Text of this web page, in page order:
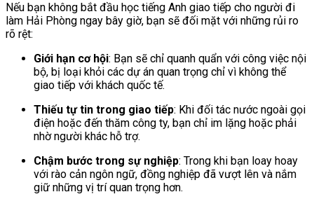
Nếu bạn không bắt đầu học tiếng Anh giao tiếp cho người đi
làm Hải Phòng ngay bây giờ, bạn sẽ đối mặt với những rủi ro
rõ rệt:
Giới hạn cơ hội: Bạn sẽ chỉ quanh quẩn với công việc nội
bộ, bị loại khỏi các dự án quan trọng chỉ vì không thể
giao tiếp với khách quốc tế.
Thiếu tự tin trong giao tiếp: Khi đối tác nước ngoài gọi
điện hoặc đến thăm công ty, bạn chỉ im lặng hoặc phải
nhờ người khác hỗ trợ.
Chậm bước trong sự nghiệp: Trong khi bạn loay hoay
với rào cản ngôn ngữ, đồng nghiệp đã vượt lên và nắm
giữ những vị trí quan trọng hơn.